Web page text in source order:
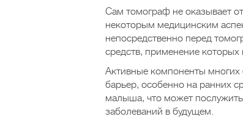
Сам томограф не оказывает
некоторым медицинским
непосредственно перед
средств, применение которых
Активные компоненты многих
барьер, особенно на ранних
малыша, что может
заболеваний в будущем.